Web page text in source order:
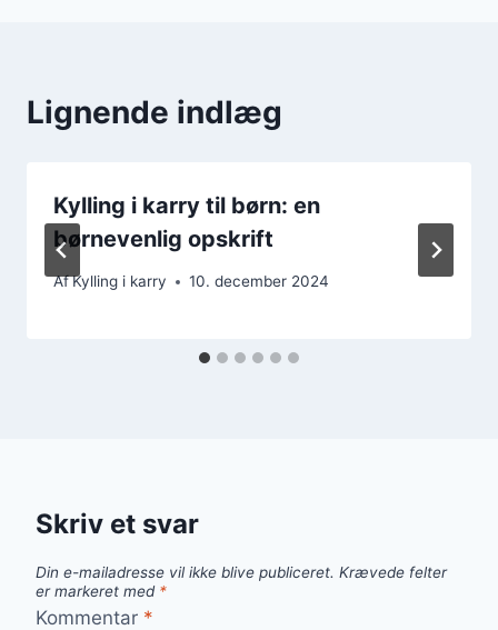
Lignende indlæg
Kylling i karry til børn: en
børnevenlig opskrift
AfKylling i karry 10. december 2024
Skriv et svar
Din e-mailadresse vil ikke blive publiceret. Krævede felter
er markeret med *
Kommentar *